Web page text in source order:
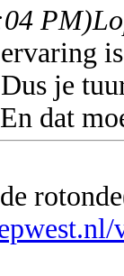
PM)
is
je
dat